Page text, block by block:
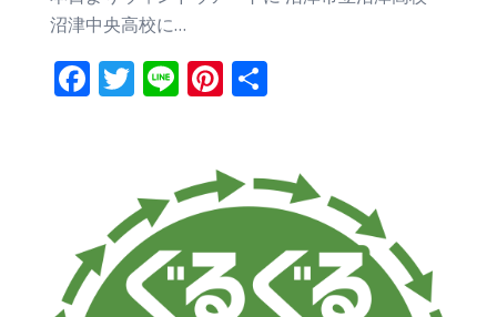
沼津中央高校に…
Facebook
Twitter
LinePinterest